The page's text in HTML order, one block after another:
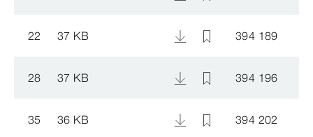
22 37 KB 394 189
28 37 KB 394 196
35 36 KB 394 202